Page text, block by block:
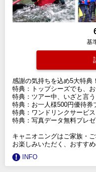
基
感謝の気持ちを込め5大特
特典：トップシーズでも、お
特典：ツアー中、いざと言
特典：お一人様500円優待券
特典：ワンドリンクサービス
特典：写真データ無料プレゼ
キャニオニングはご家族・
お楽しみいただく、おすす
INFO